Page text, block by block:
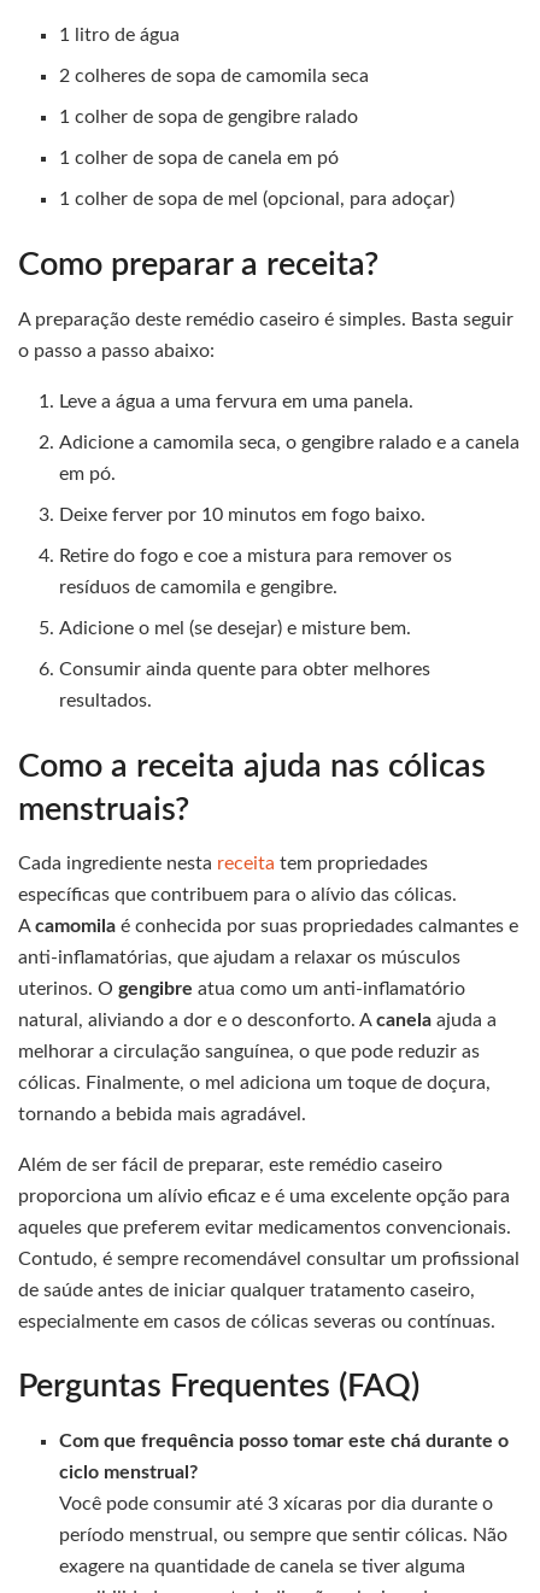
1 litro de água
2 colheres de sopa de camomila seca
1 colher de sopa de gengibre ralado
1 colher de sopa de canela em pó
1 colher de sopa de mel (opcional, para adoçar)
Como preparar a receita?
A preparação deste remédio caseiro é simples. Basta seguir
o passo a passo abaixo:
Leve a água a uma fervura em uma panela.
Adicione a camomila seca, o gengibre ralado e a canela
em pó.
Deixe ferver por 10 minutos em fogo baixo.
Retire do fogo e coe a mistura para remover os
resíduos de camomila e gengibre.
Adicione o mel (se desejar) e misture bem.
Consumir ainda quente para obter melhores
resultados.
Como a receita ajuda nas cólicas
menstruais?
Cada ingrediente nesta receita tem propriedades
específicas que contribuem para o alívio das cólicas.
Acamomila é conhecida por suas propriedades calmantes e
anti-inflamatórias, que ajudam a relaxar os músculos
uterinos. O gengibre atua como um anti-inflamatório
natural, aliviando a dor e o desconforto. Acanela ajuda a
melhorar a circulação sanguínea, o que pode reduzir as
cólicas. Finalmente, o mel adiciona um toque de doçura,
tornando a bebida mais agradável.
Além de ser fácil de preparar, este remédio caseiro
proporciona um alívio eficaz e é uma excelente opção para
aqueles que preferem evitar medicamentos convencionais.
Contudo, é sempre recomendável consultar um profissional
de saúde antes de iniciar qualquer tratamento caseiro,
especialmente em casos de cólicas severas ou contínuas.
Perguntas Frequentes (FAQ)
Com que frequência posso tomar este chá durante o
ciclo menstrual?
Você pode consumir até 3 xícaras por dia durante o
período menstrual, ou sempre que sentir cólicas. Não
exagere na quantidade de canela se tiver alguma